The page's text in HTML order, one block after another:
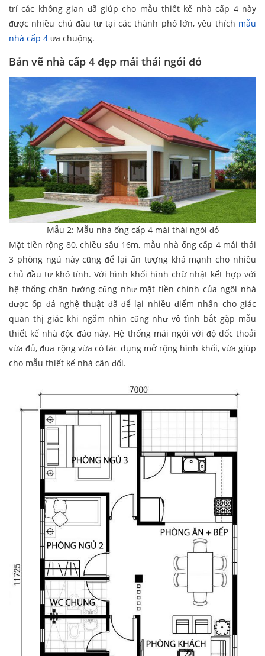
trí các không gian đã giúp cho mẫu thiết kế nhà cấp 4 này
được nhiều chủ đầu tư tại các thành phố lớn, yêu thích mẫu
nhà cấp 4 ưa chuộng.
Bản vẽ nhà cấp 4 đẹp mái thái ngói đỏ
Mẫu 2: Mẫu nhà ống cấp 4 mái thái ngói đỏ
Mặt tiền rộng 80, chiều sâu 16m, mẫu nhà ống cấp 4 mái thái
3 phòng ngủ này cũng để lại ấn tượng khá mạnh cho nhiều
chủ đầu tư khó tính. Với hình khối hình chữ nhật kết hợp với
hệ thống chân tường cũng như mặt tiền chính của ngôi nhà
được ốp đá nghệ thuật đã để lại nhiều điểm nhấn cho giác
quan thị giác khi ngắm nhìn cũng như vô tình bắt gặp mẫu
thiết kế nhà độc đáo này. Hệ thống mái ngói với độ dốc thoải
vừa đủ, đua rộng vừa có tác dụng mở rộng hình khối, vừa giúp
cho mẫu thiết kế nhà cân đối.